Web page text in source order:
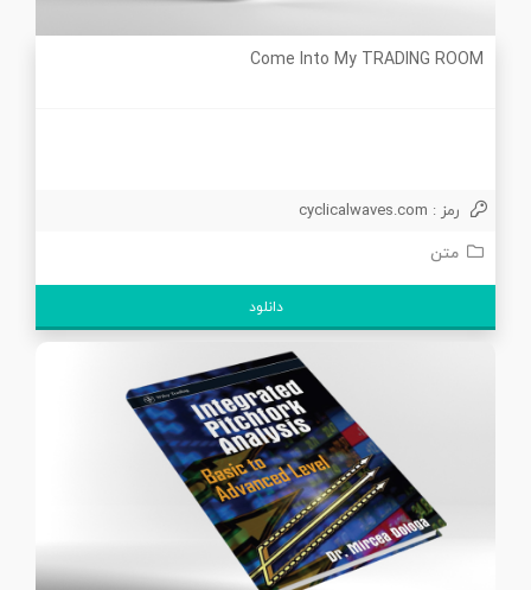
Come Into My TRADING ROOM
رمز : cyclicalwaves.com
متن
دانلود